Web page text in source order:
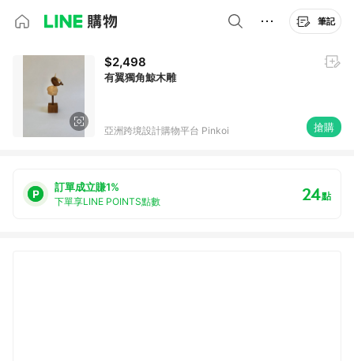
筆記
$2,498
有翼獨角鯨木雕
亞洲跨境設計購物平台 Pinkoi 搶購
訂單成立賺1%
下單享LINE POINTS點數 24點